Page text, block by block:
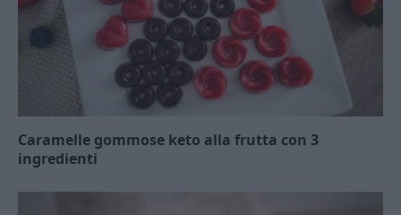
Caramelle gommose keto alla frutta con 3
ingredienti